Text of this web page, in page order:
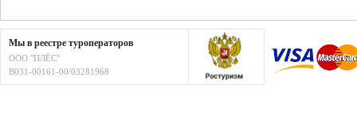
Мы в реестре туроператоров
ООО "ПЛЁС"
В031-00161-00/03281968